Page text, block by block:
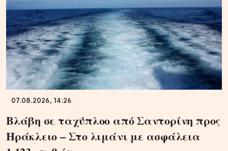
07.08.2026, 14:26
Βλάβη σε ταχύπλοο από Σαντορίνη προς
Ηράκλειο – Στο λιμάνι με ασφάλεια